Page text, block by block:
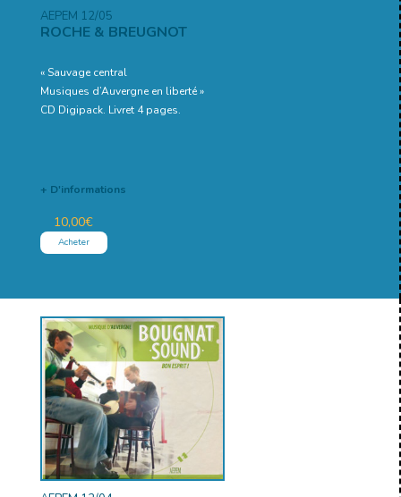
AEPEM 12/05
ROCHE & BREUGNOT
« Sauvage central
Musiques d’Auvergne en liberté »
CD Digipack. Livret 4 pages.
+ D'informations
10,00€
Acheter